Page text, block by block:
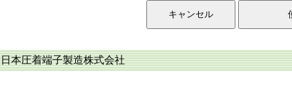
日本圧着端子製造株式会社